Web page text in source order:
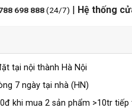
698 888(24/7) Hệ thống
tại nội thành Hà Nội
7 ngày tại nhà (HN)
khi mua 2 sản phẩm >10tr tiếp